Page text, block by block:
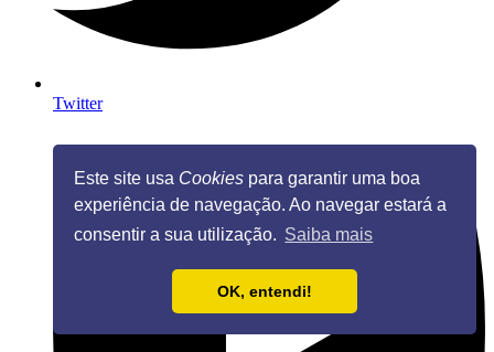
Este site usa Cookies para garantir uma boa
experiência de navegação. Ao navegar estará a
consentir a sua utilização. Saiba mais
OK, entendi!
Twitter